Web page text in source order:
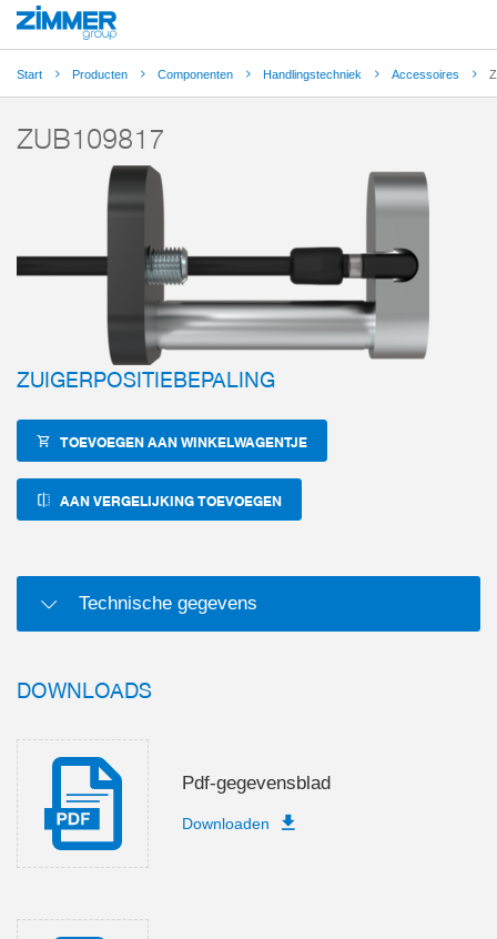
Start Producten Componenten Handlingstechniek Accessoires
ZUB109817
ZUIGERPOSITIEBEPALING
TOEVOEGEN AAN WINKELWAGENTJE
AAN VERGELIJKING TOEVOEGEN
Technische gegevens
DOWNLOADS
Pdf-gegevensblad
Downloaden